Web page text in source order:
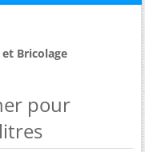
Bricolage
pour